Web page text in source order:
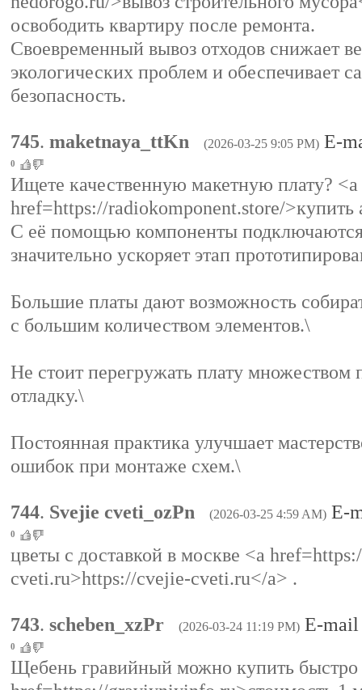
освободить квартиру после ремонта.
Своевременный вывоз отходов снижает
экологических проблем и обеспечивает
безопасность.
745. maketnaya_ttKn (2026-03-25 9:05 PM) E-
0
Ищете качественную макетную плату? <a
href=https://radiokomponent.store/>купить
С её помощью компоненты подключаются
значительно ускоряет этап
Большие платы дают возможность
с большим количеством элементов.\
Не стоит перегружать плату множеством
отладку.\
Постоянная практика улучшает
ошибок при монтаже схем.\
744. Svejie cveti_ozPn (2026-03-25 4:59 AM) E-
0
цветы с доставкой в москве <a
cveti.ru>https://cvejie-cveti.ru</a> .
743. scheben_xzPr (2026-03-24 11:19 PM) E-mail
0
Щебень гравийный можно купить быстро